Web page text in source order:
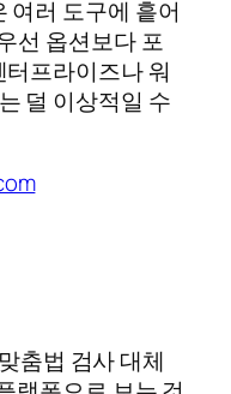
여러 도구에 흩어
선 옵션보다 포
프라이즈나 워
덜 이상적일 수
춤법 검사 대체